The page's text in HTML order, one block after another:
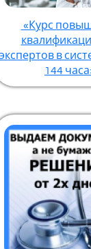
«Курс
экспертов в
144